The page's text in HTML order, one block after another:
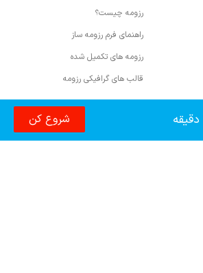
شروع کن
رزومه چیست؟
راهنمای فرم رزومه ساز
رزومه های تکمیل شده
قالب های گرافیکی رزومه